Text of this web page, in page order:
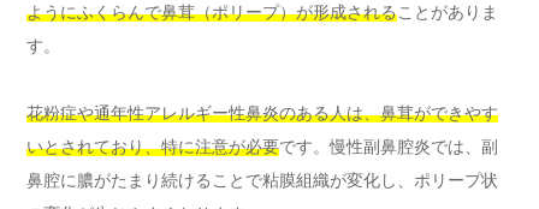
ようにふくらんで鼻茸（ポリープ）が形成されることがありま
す。
花粉症や通年性アレルギー性鼻炎のある人は、鼻茸ができやす
いとされており、特に注意が必要です。慢性副鼻腔炎では、副
鼻腔に膿がたまり続けることで粘膜組織が変化し、ポリープ状